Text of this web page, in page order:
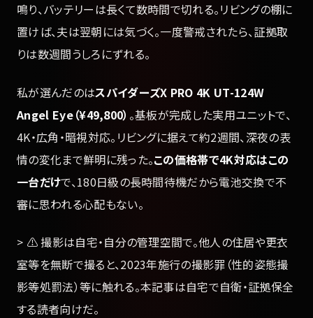
鳴り、バッテリーは長くて数時間で切れる。リビングの棚に
置けば、夫は翌朝には気づく。一度警戒されたら、証拠取
りは数週間うしろにずれる。
私が選んだのはスパイダーズX PRO 4K UT-124W
Angel Eye（¥49,800） 。基板が完成した実用ユニットで、
4K・広角・暗視対応。リビングに据えて約2週間、深夜の表
情の変化まで鮮明に残った。この価格帯で4K対応はこの
一台だけで、180日級の長時間待機だから電池交換で不
審に思われる心配もない。
> ⚠️ 撮影は自宅・自分の管理空間で。他人の住居や更衣
室等を無断で撮ると、2023年施行の撮影罪（性的姿態撮
影等処罰法）等に触れる。本記事は自宅で自衛・証拠保全
する読者向けだ。